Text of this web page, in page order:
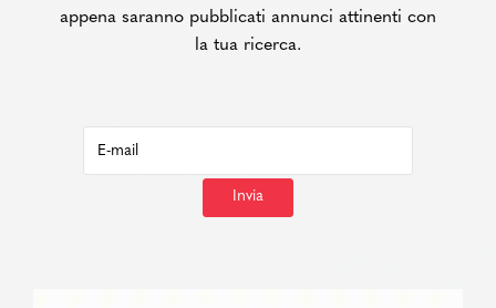
appena saranno pubblicati annunci attinenti con
la tua ricerca.
Invia